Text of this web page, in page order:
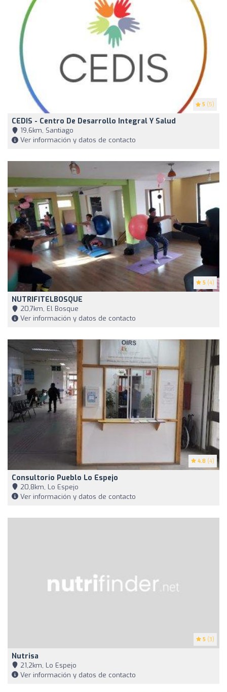
5 (5)
CEDIS - Centro De Desarrollo Integral Y Salud
19,6km, Santiago
Ver información y datos de contacto
5 (4)
NUTRIFITELBOSQUE
20,7km, El Bosque
Ver información y datos de contacto
4.8 (4)
Consultorio Pueblo Lo Espejo
20,8km, Lo Espejo
Ver información y datos de contacto
5 (3)
Nutrisa
21,2km, Lo Espejo
Ver información y datos de contacto